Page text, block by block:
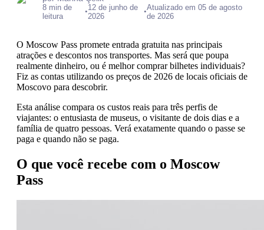
8 min de
leitura
•12 de junho de
2026
•Atualizado em 05 de agosto
de 2026
O Moscow Pass promete entrada gratuita nas principais
atrações e descontos nos transportes. Mas será que poupa
realmente dinheiro, ou é melhor comprar bilhetes individuais?
Fiz as contas utilizando os preços de 2026 de locais oficiais de
Moscovo para descobrir.
Esta análise compara os custos reais para três perfis de
viajantes: o entusiasta de museus, o visitante de dois dias e a
família de quatro pessoas. Verá exatamente quando o passe se
paga e quando não se paga.
O que você recebe com o Moscow
Pass